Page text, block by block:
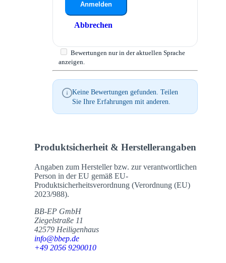
Anmelden
Abbrechen
Bewertungen nur in der aktuellen Sprache
anzeigen.
Keine Bewertungen gefunden. Teilen
Sie Ihre Erfahrungen mit anderen.
Produktsicherheit & Herstellerangaben
Angaben zum Hersteller bzw. zur verantwortlichen
Person in der EU gemäß EU-
Produktsicherheitsverordnung (Verordnung (EU)
2023/988).
BB-EP GmbH
Ziegelstraße 11
42579 Heiligenhaus
info@bbep.de
+49 2056 9290010